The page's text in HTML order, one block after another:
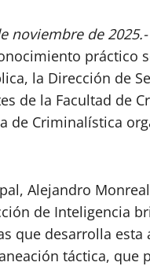
noviembre de 2025.-
práctico
la Dirección de
de la Facultad de
de Criminalística
Alejandro
de Inteligencia
que desarrolla
táctica, que